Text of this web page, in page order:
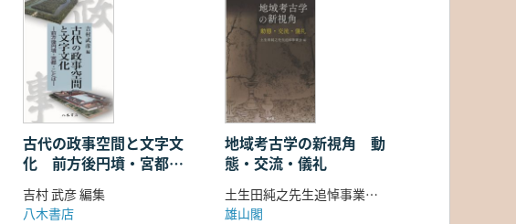
古代の政事空間と文字文
化 前方後円墳・宮都・
ことば
吉村 武彦 編集
八木書店
地域考古学の新視角 動
態・交流・儀礼
土生田純之先生追悼事業会 編
雄山閣